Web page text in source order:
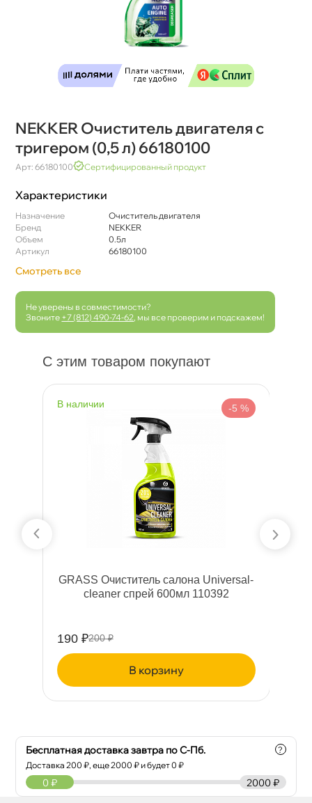
NEKKER Очиститель двигателя с
тригером (0,5 л) 66180100
Арт: 66180100 Сертифицированный продукт
Характеристики
Назначение
Очиститель двигателя
Бренд
NEKKER
Объем
0.5л
Артикул
66180100
Смотреть все
Не уверены в совместимости?
Звоните +7 (812) 490-74-62 , мы все проверим и подскажем!
С этим товаром покупают
наличии -5 %
GRASS Очиститель салона Universal-
cleaner спрей 600мл 110392
190 ₽200 ₽
корзину
Бесплатная доставка завтра по С-Пб.
Доставка200 ₽, еще2000 ₽ и будет 0 ₽
?
2000 ₽
0 ₽